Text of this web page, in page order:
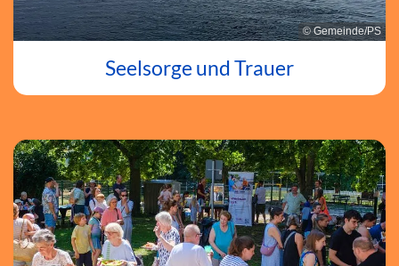
© Gemeinde/PS
Seelsorge und Trauer